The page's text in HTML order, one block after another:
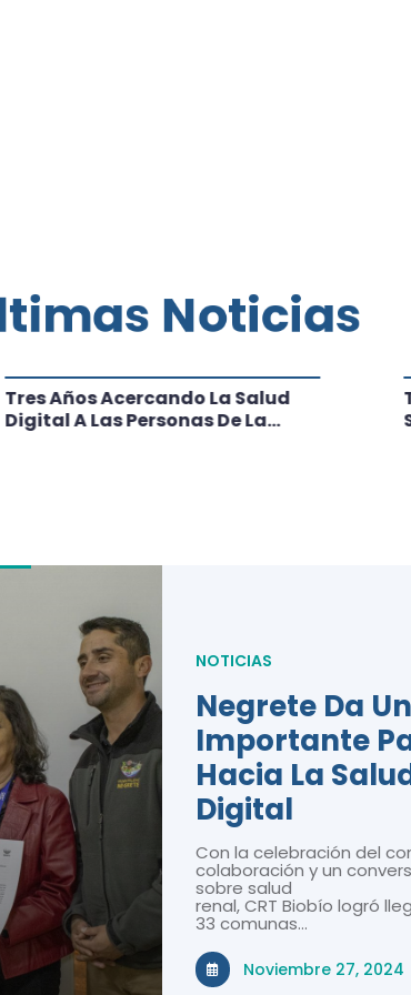
NOTICIAS
Negrete Da Un
Importante
Hacia La
Digital
Con la celebración del
colaboración y un
sobre salud
renal, CRT Biobío logró
33 comunas…
Noviembre 27, 2024
Tres Años Acercando La Salud
Digital A Las Personas De La
Noticias